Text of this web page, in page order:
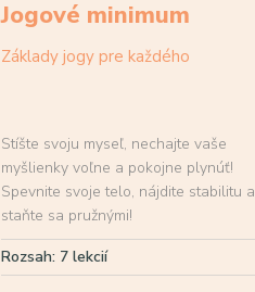
Jogové minimum
Základy jogy pre každého
Stíšte svoju myseľ, nechajte vaše
myšlienky voľne a pokojne plynúť!
Spevnite svoje telo, nájdite stabilitu a
staňte sa pružnými!
Rozsah: 7 lekcií